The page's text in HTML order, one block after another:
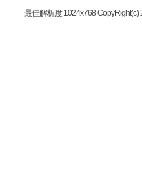
最佳解析度 1024x768 CopyRight(c)